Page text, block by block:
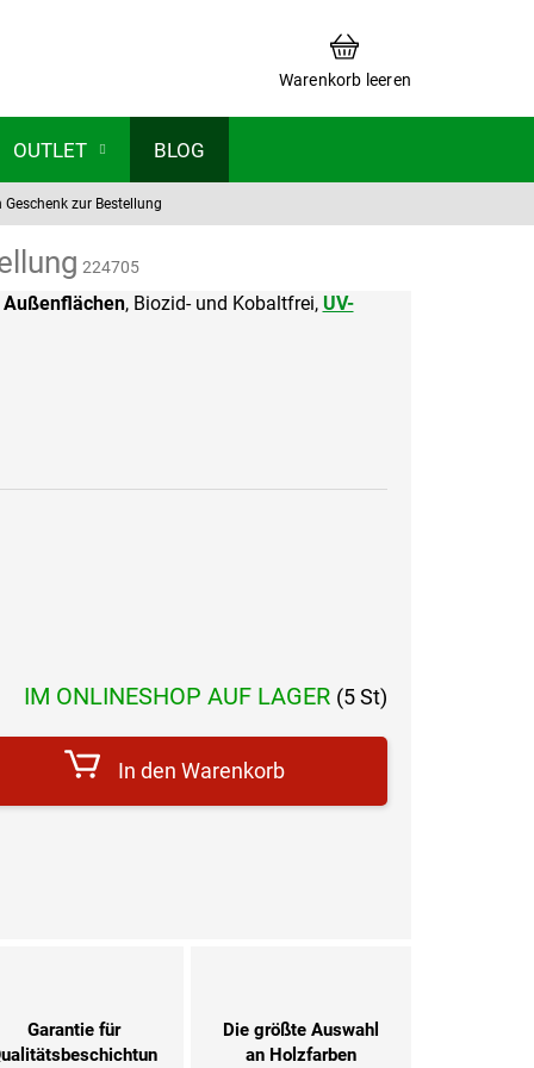
WARENKORB
Warenkorb leeren
OUTLET BLOG
Geschenk zur Bestellung
224705
IM ONLINESHOP AUF LAGER (5 St)
In den Warenkorb
Außenflächen, Biozid- und Kobaltfrei, UV-
Garantie für
Die größte Auswahl
an Holzfarben